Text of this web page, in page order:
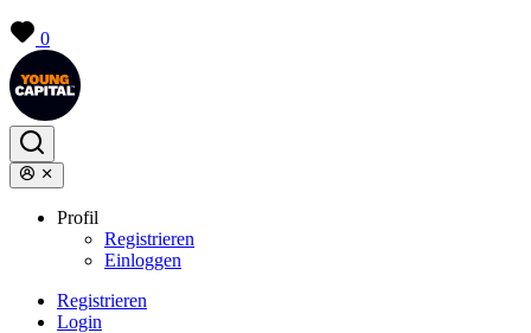
0
Profil
Registrieren
Einloggen
Registrieren
Login